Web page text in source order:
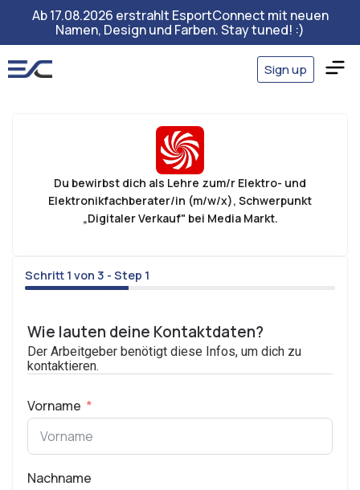
Ab 17.08.2026 erstrahlt EsportConnect mit neuen
Namen, Design und Farben. Stay tuned! :)
Sign up
Schritt 1 von 3 - Step 1
33%
Wie lauten deine Kontaktdaten?
Der Arbeitgeber benötigt diese Infos, um dich zu
kontaktieren.
Vorname
Nachname
Du bewirbst dich als Lehre zum/r Elektro- und
Elektronikfachberater/in (m/w/x), Schwerpunkt
„Digitaler Verkauf" bei Media Markt.